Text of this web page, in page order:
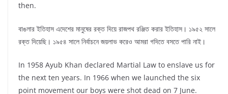
then.
বাঙলার ইতিহাস এদেশের মানুষের রক্ত দিয়ে রাজপথ রঞ্জিত করার ইতিহাস। ১৯৫২ সালে
রক্ত দিয়েছি। ১৯৫৪ সালে নির্বাচনে জয়লাভ করেও আমরা গদিতে বসতে পারি নাই।
In 1958 Ayub Khan declared Martial Law to enslave us for
the next ten years. In 1966 when we launched the six
point movement our boys were shot dead on 7 June.